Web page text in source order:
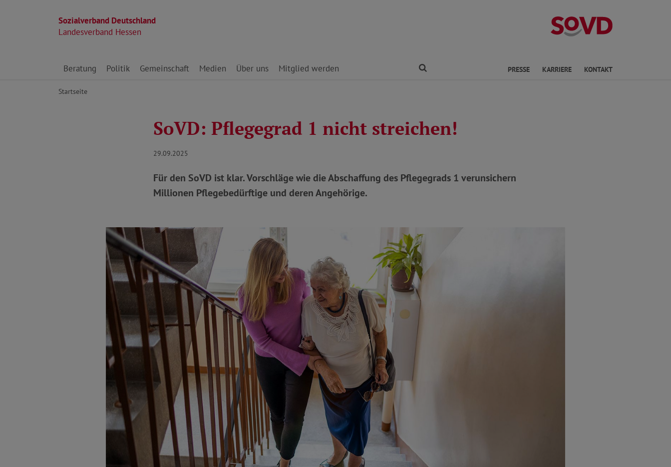
Sozialverband Deutschland
Landesverband Hessen
Landesverband
Direkt zu den Inhalten springen
Beratung Politik Gemeinschaft Medien Über uns Mitglied werden PRESSE KARRIERE KONTAKT
Startseite
SoVD: Pflegegrad 1 nicht streichen!
29.09.2025
Für den SoVD ist klar. Vorschläge wie die Abschaffung des Pflegegrads 1 verunsichern
Millionen Pflegebedürftige und deren Angehörige.